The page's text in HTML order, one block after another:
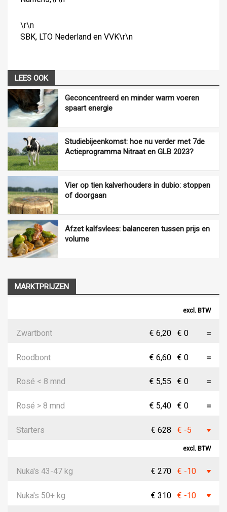
\r\n
SBK, LTO Nederland en VVK\r\n
LEES OOK
Geconcentreerd en minder warm voeren
spaart energie
Studiebijeenkomst: hoe nu verder met 7de
Actieprogramma Nitraat en GLB 2023?
Vier op tien kalverhouders in dubio: stoppen
of doorgaan
Afzet kalfsvlees: balanceren tussen prijs en
volume
MARKTPRIJZEN
excl. BTW
Zwartbont € 6,20 € 0
Roodbont € 6,60 € 0
Rosé < 8 mnd € 5,55 € 0
Rosé > 8 mnd € 5,40 € 0
Starters € 628 € -5
excl. BTW
Nuka's 43-47 kg € 270 € -10
Nuka's 50+ kg € 310 € -10